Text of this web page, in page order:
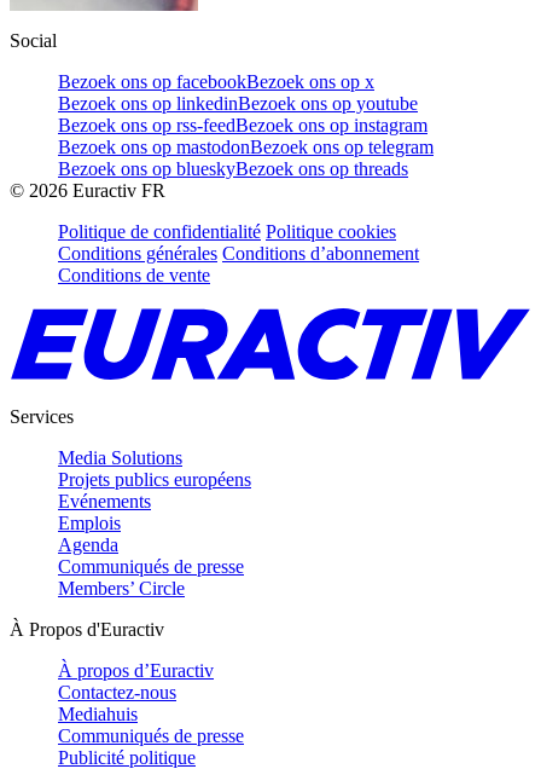
Social
Bezoek ons op facebookBezoek ons op x
Bezoek ons op linkedinBezoek ons op youtube
Bezoek ons op rss-feedBezoek ons op instagram
Bezoek ons op mastodonBezoek ons op telegram
Bezoek ons op blueskyBezoek ons op threads
© 2026 Euractiv FR
Politique de confidentialité Politique cookies
Conditions générales Conditions d’abonnement
Conditions de vente
Services
Media Solutions
Projets publics européens
Evénements
Emplois
Agenda
Communiqués de presse
Members’ Circle
À Propos d'Euractiv
À propos d’Euractiv
Contactez-nous
Mediahuis
Communiqués de presse
Publicité politique